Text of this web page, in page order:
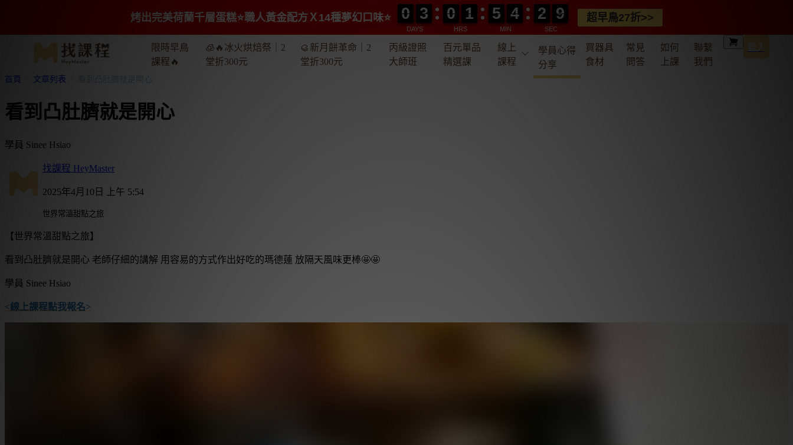
限時早鳥
課程🔥
🧊🔥冰火烘焙祭｜2
堂折300元
🥮新月餅革命｜2
堂折300元
丙級證照
大師班
百元單品
精選課
線上
課程
學員心得
分享
買器具
食材
常見
問答
如何
上課
聯繫
我們
首頁 文章列表
看到凸肚臍就是開心
學員 Sinee Hsiao
找課程 HeyMaster
2025年4月10日 上午 5:54
世界常溫甜點之旅
【世界常溫甜點之旅】
看到凸肚臍就是開心 老師仔細的講解 用容易的方式作出好吃的瑪德蓮 放隔天風味更棒🤩🤩
學員 Sinee Hsiao
<線上課程點我報名>
烤出完美荷蘭千層蛋糕⭐️職人黃金配方Ｘ14種夢幻口味⭐️
DAYS
0
0
0
0 3
3
3
3
HRS
0
0
0
0 1
1
1
1
MIN
5
5
5
5 4
4
4
4
SEC
2
2
2
2 0
0
7
7
6 超早鳥27折>>